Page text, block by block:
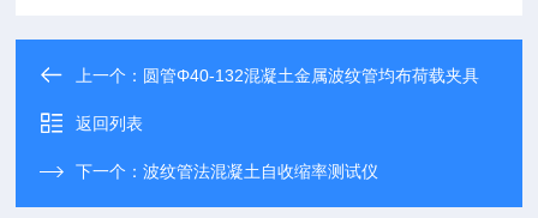
上一个： 圆管Φ40-132混凝土金属波纹管均布荷载夹具
返回列表
下一个：波纹管法混凝土自收缩率测试仪